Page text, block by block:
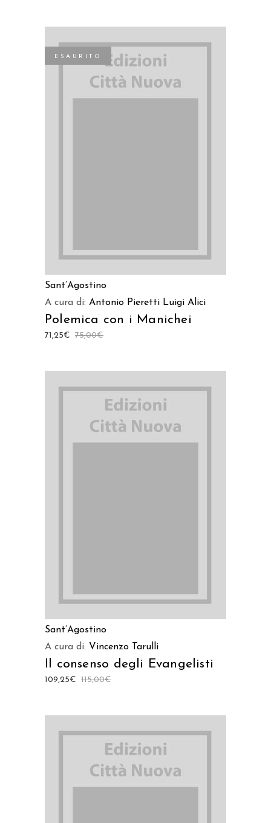
ESAURITO
Sant’Agostino
A cura di: Antonio Pieretti Luigi Alici
Polemica con i Manichei
75,00€
71,25€
Sant’Agostino
A cura di: Vincenzo Tarulli
Il consenso degli Evangelisti
115,00€
109,25€